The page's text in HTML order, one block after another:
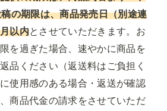
の期限は、商品発売日（別途連
以内とさせていただきます。お
を過ぎた場合、速やかに商品を
品ください（返送料はご負担く
使用感のある場合・返送が確認
商品代金の請求をさせていただ